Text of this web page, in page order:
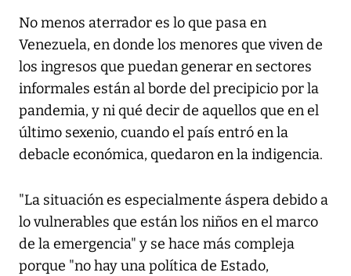
No menos aterrador es lo que pasa en
Venezuela, en donde los menores que viven de
los ingresos que puedan generar en sectores
informales están al borde del precipicio por la
pandemia, y ni qué decir de aquellos que en el
último sexenio, cuando el país entró en la
debacle económica, quedaron en la indigencia.
"La situación es especialmente áspera debido a
lo vulnerables que están los niños en el marco
de la emergencia" y se hace más compleja
porque "no hay una política de Estado,